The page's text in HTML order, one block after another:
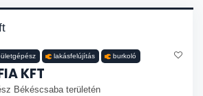
lakásfelújítás burkoló
KFT
Békéscsaba területén